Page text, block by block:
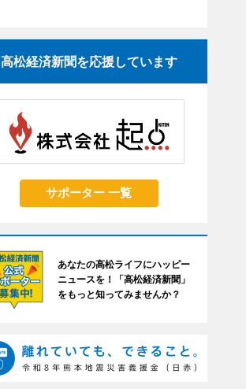
高松経済新聞を応援しています
サポーター 一覧
あなたの高松ライフにハッピー
ニュースを！「高松経済新聞」
をもっと知ってみませんか？